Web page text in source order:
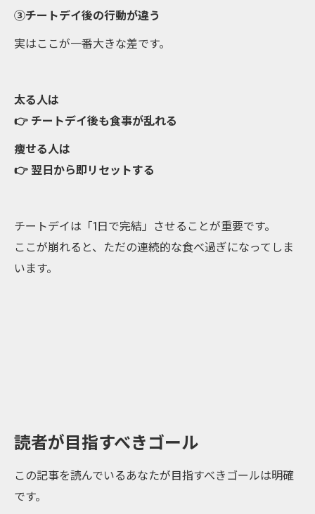
③チートデイ後の行動が違う
実はここが一番大きな差です。
太る人は
👉 チートデイ後も食事が乱れる
痩せる人は
👉 翌日から即リセットする
チートデイは「1日で完結」させることが重要です。
ここが崩れると、ただの連続的な食べ過ぎになってしま
います。
読者が目指すべきゴール
この記事を読んでいるあなたが目指すべきゴールは明確
です。